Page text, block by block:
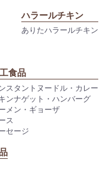
ハラールチキン
ありたハラールチキン
食品
スタントヌードル・カレー
ンナゲット・ハンバーグ
メン・ギョーザ
ス
セージ